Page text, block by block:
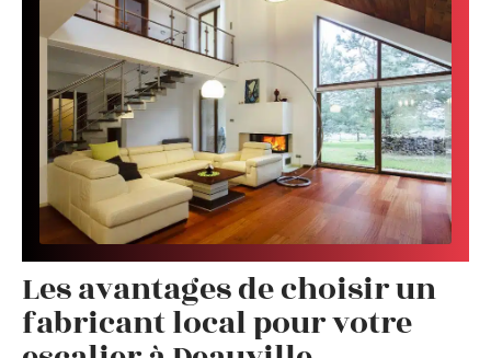
Les avantages de choisir un
fabricant local pour votre